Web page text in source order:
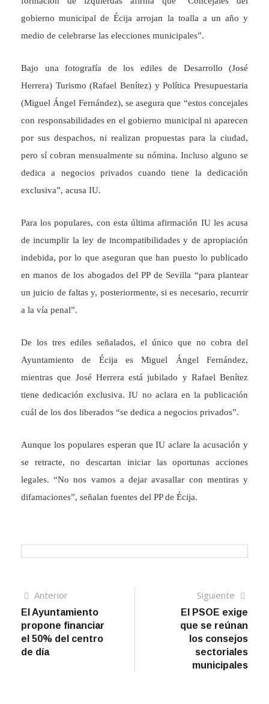
gobierno municipal de Écija arrojan la toalla a un año y
medio de celebrarse las elecciones municipales”.
Bajo una fotografía de los ediles de Desarrollo (José
Herrera) Turismo (Rafael Benítez) y Política Presupuestaria
(Miguel Ángel Fernández), se asegura que “estos concejales
con responsabilidades en el gobierno municipal ni aparecen
por sus despachos, ni realizan propuestas para la ciudad,
pero sí cobran mensualmente su nómina. Incluso alguno se
dedica a negocios privados cuando tiene la dedicación
exclusiva”, acusa IU.
Para los populares, con esta última afirmación IU les acusa
de incumplir la ley de incompatibilidades y de apropiación
indebida, por lo que aseguran que han puesto lo publicado
en manos de los abogados del PP de Sevilla “para plantear
un juicio de faltas y, posteriormente, si es necesario, recurrir
a la vía penal”.
De los tres ediles señalados, el único que no cobra del
Ayuntamiento de Écija es Miguel Ángel Fernández,
mientras que José Herrera está jubilado y Rafael Benítez
tiene dedicación exclusiva. IU no aclara en la publicación
cuál de los dos liberados “se dedica a negocios privados”.
Aunque los populares esperan que IU aclare la acusación y
se retracte, no descartan iniciar las oportunas acciones
legales. “No nos vamos a dejar avasallar con mentiras y
difamaciones”, señalan fuentes del PP de Écija.
Navegación
de
entradas
AnteriorArtículo
anterior
El Ayuntamiento
propone financiar
el 50% del centro
de día
Siguiente
El PSOE exige
que se reúnan
los consejos
sectoriales
municipales